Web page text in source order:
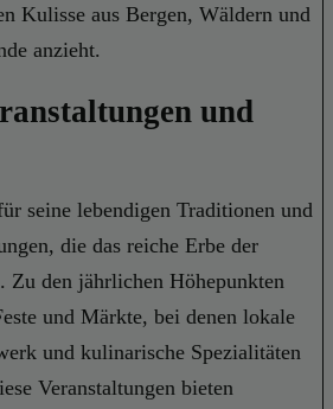
Kulisse aus Bergen, Wäldern und
anzieht.
und
seine lebendigen Traditionen und
die das reiche Erbe der
Zu den jährlichen Höhepunkten
und Märkte, bei denen lokale
und kulinarische Spezialitäten
Veranstaltungen bieten